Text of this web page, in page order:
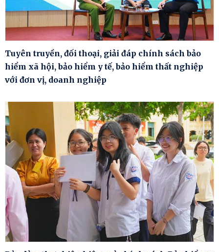
Tuyên truyền, đối thoại, giải đáp chính sách bảo
hiểm xã hội, bảo hiểm y tế, bảo hiểm thất nghiệp
với đơn vị, doanh nghiệp